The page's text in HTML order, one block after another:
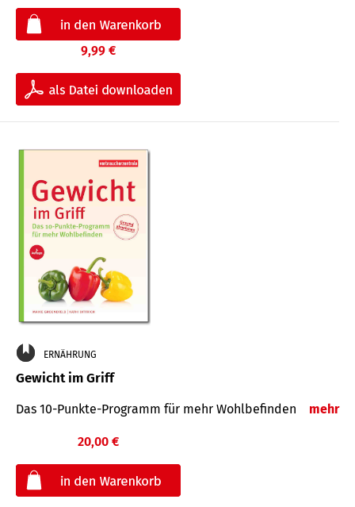
9,99 €
ERNÄHRUNG
Gewicht im Griff
Das 10-Punkte-Programm für mehr Wohlbefinden mehr
20,00 €